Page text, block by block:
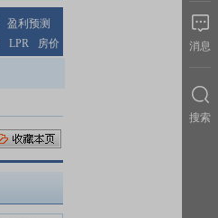
盈利预测
LPR 房价 消息
搜索